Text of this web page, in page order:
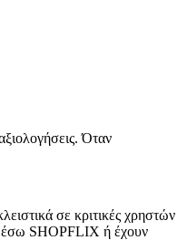
δεδομένα, π.χ. τη
τεχνολογία όπως cookies
εξατομικευμένων
σχετικά με
κοινοποιούμε
σας χρήση της
κοινωνικής
Όταν
σε κριτικές χρηστών
SHOPFLIX ή έχουν